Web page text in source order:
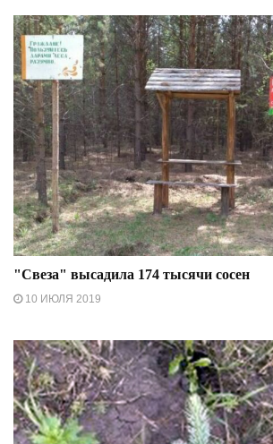
"Свеза" высадила 174 тысячи сосен
10 ИЮЛЯ 2019